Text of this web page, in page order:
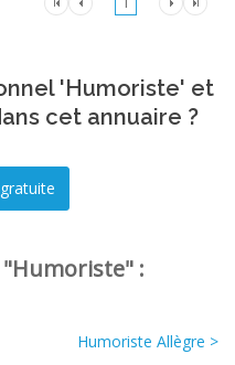
'Humoriste' et
cet annuaire ?
:
Humoriste Allègre >